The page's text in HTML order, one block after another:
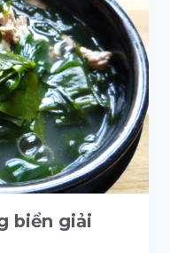
biển giải